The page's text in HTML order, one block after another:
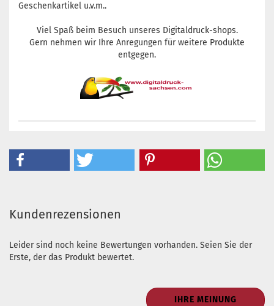
Geschenkartikel u.v.m..
Viel Spaß beim Besuch unseres Digitaldruck-shops.
Gern nehmen wir Ihre Anregungen für weitere Produkte
entgegen.
Kundenrezensionen
Leider sind noch keine Bewertungen vorhanden. Seien Sie der
Erste, der das Produkt bewertet.
IHRE MEINUNG